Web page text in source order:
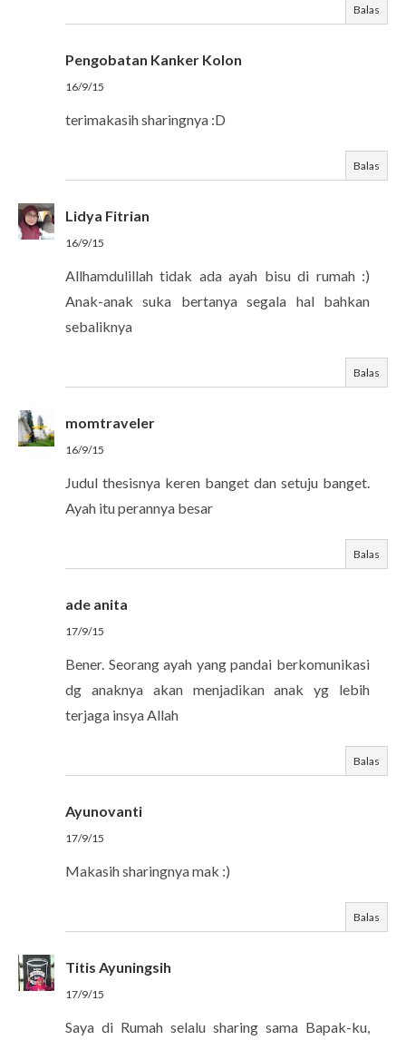
Balas
Pengobatan Kanker Kolon
16/9/15
terimakasih sharingnya :D
Balas
Lidya Fitrian
16/9/15
Allhamdulillah tidak ada ayah bisu di rumah :)
Anak-anak suka bertanya segala hal bahkan
sebaliknya
Balas
momtraveler
16/9/15
Judul thesisnya keren banget dan setuju banget.
Ayah itu perannya besar
Balas
ade anita
17/9/15
Bener. Seorang ayah yang pandai berkomunikasi
dg anaknya akan menjadikan anak yg lebih
terjaga insya Allah
Balas
Ayunovanti
17/9/15
Makasih sharingnya mak :)
Balas
Titis Ayuningsih
17/9/15
Saya di Rumah selalu sharing sama Bapak-ku,